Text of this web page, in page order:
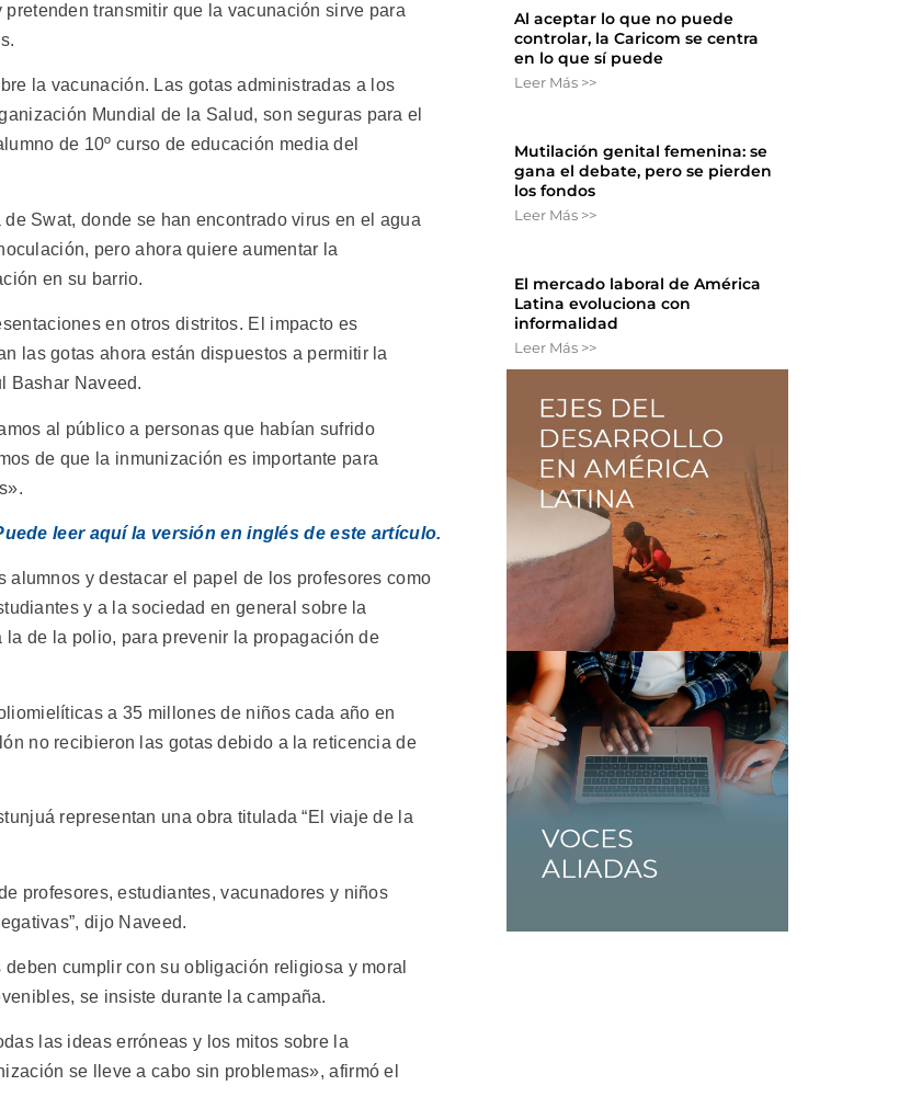
transmitir que la vacunación sirve para
la vacunación. Las gotas administradas a los
Mundial de la Salud, son seguras para el
de 10º curso de educación media del
Swat, donde se han encontrado virus en el agua
pero ahora quiere aumentar la
en su barrio.
en otros distritos. El impacto es
las gotas ahora están dispuestos a permitir la
Bashar Naveed.
al público a personas que habían sufrido
de que la inmunización es importante para
leer aquí la versión en inglés de este artículo.
y destacar el papel de los profesores como
y a la sociedad en general sobre la
de la polio, para prevenir la propagación de
a 35 millones de niños cada año en
no recibieron las gotas debido a la reticencia de
representan una obra titulada “El viaje de la
profesores, estudiantes, vacunadores y niños
dijo Naveed.
cumplir con su obligación religiosa y moral
se insiste durante la campaña.
las ideas erróneas y los mitos sobre la
se lleve a cabo sin problemas», afirmó el
Al aceptar lo que no puede
controlar, la Caricom se centra
en lo que sí puede
Leer Más >>
Mutilación genital femenina: se
gana el debate, pero se pierden
los fondos
Leer Más >>
El mercado laboral de América
Latina evoluciona con
informalidad
Leer Más >>